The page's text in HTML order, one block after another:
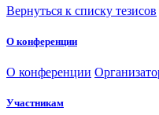
Вернуться к списку тезисов
О конференции
О конференции
Участникам